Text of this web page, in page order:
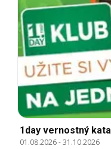
1day vernostný
01.08.2026-31.10.2026